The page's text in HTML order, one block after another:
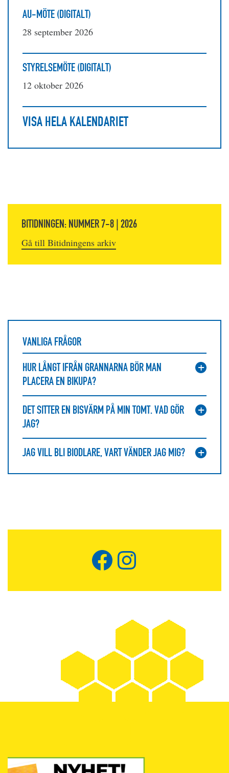
AU-MÖTE (DIGITALT)
28 september 2026
STYRELSEMÖTE (DIGITALT)
12 oktober 2026
VISA HELA KALENDARIET
BITIDNINGEN: NUMMER 7-8 | 2026
Gå till Bitidningens arkiv
VANLIGA FRÅGOR
HUR LÅNGT IFRÅN GRANNARNA BÖR MAN
PLACERA EN BIKUPA?
DET SITTER EN BISVÄRM PÅ MIN TOMT. VAD GÖR
JAG?
JAG VILL BLI BIODLARE, VART VÄNDER JAG MIG?
Facebook
Instagram